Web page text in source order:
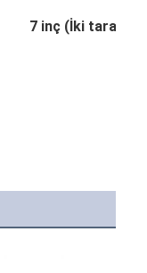
7 inç (İki taraflı